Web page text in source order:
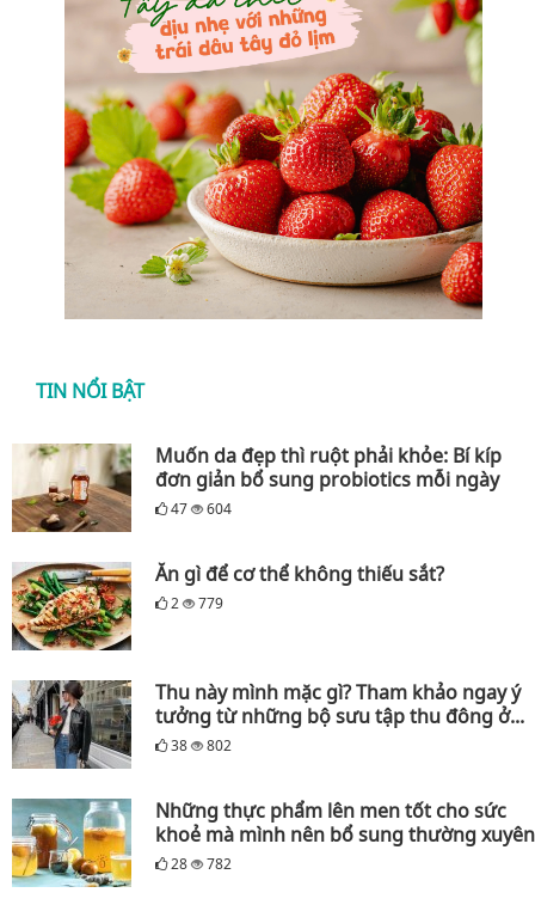
TIN NỔI BẬT
Muốn da đẹp thì ruột phải khỏe: Bí kíp
đơn giản bổ sung probiotics mỗi ngày
47 604
Ăn gì để cơ thể không thiếu sắt?
2 779
Thu này mình mặc gì? Tham khảo ngay ý
tưởng từ những bộ sưu tập thu đông ở...
38 802
Những thực phẩm lên men tốt cho sức
khoẻ mà mình nên bổ sung thường xuyên
28 782